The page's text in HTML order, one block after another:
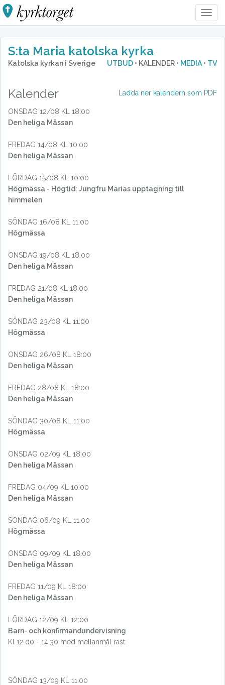
S:ta Maria katolska kyrka
Katolska kyrkan i Sverige UTBUD • KALENDER • MEDIA • TV
Ladda ner kalendern som PDF
Kalender
ONSDAG 12/08 KL 18:00
Den heliga Mässan
FREDAG 14/08 KL 10:00
Den heliga Mässan
LÖRDAG 15/08 KL 10:00
Högmässa - Högtid: Jungfru Marias upptagning till
himmelen
SÖNDAG 16/08 KL 11:00
Högmässa
ONSDAG 19/08 KL 18:00
Den heliga Mässan
FREDAG 21/08 KL 18:00
Den heliga Mässan
SÖNDAG 23/08 KL 11:00
Högmässa
ONSDAG 26/08 KL 18:00
Den heliga Mässan
FREDAG 28/08 KL 18:00
Den heliga Mässan
SÖNDAG 30/08 KL 11:00
Högmässa
ONSDAG 02/09 KL 18:00
Den heliga Mässan
FREDAG 04/09 KL 10:00
Den heliga Mässan
SÖNDAG 06/09 KL 11:00
Högmässa
ONSDAG 09/09 KL 18:00
Den heliga Mässan
FREDAG 11/09 KL 18:00
Den heliga Mässan
LÖRDAG 12/09 KL 12:00
Barn- och konfirmandundervisning
Kl 12.00 - 14.30 med mellanmål rast
SÖNDAG 13/09 KL 11:00